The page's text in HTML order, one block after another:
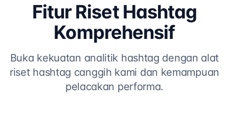
Fitur Riset Hashtag
Komprehensif
Buka kekuatan analitik hashtag dengan alat
riset hashtag canggih kami dan kemampuan
pelacakan performa.